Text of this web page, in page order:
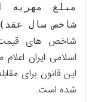
مبلغ
شاخص سال
شاخص های قیمت
اسلامی ایران
این قانون برای
شده است.